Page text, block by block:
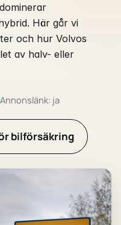
Här går vi
och hur Volvos
av halv- eller
Annonslänk: ja
bilförsäkring